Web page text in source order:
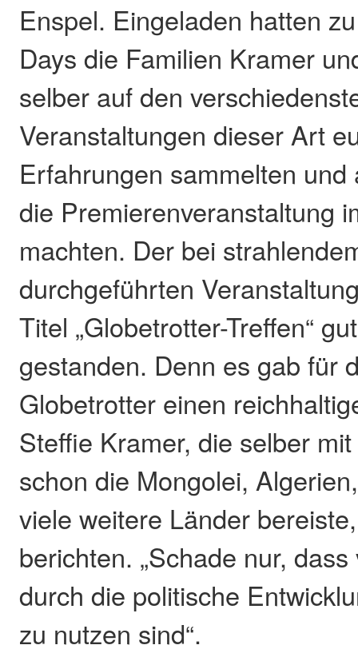
Enspel. Eingeladen hatten
Days die Familien Kramer
selber auf den
Veranstaltungen dieser Art
Erfahrungen sammelten
die Premierenveranstaltung
machten. Der bei
durchgeführten
Titel „Globetrotter-Treffen“
gestanden. Denn es gab für
Globetrotter einen
Steffie Kramer, die selber
schon die Mongolei,
viele weitere Länder
berichten. „Schade nur,
durch die politische
zu nutzen sind“.